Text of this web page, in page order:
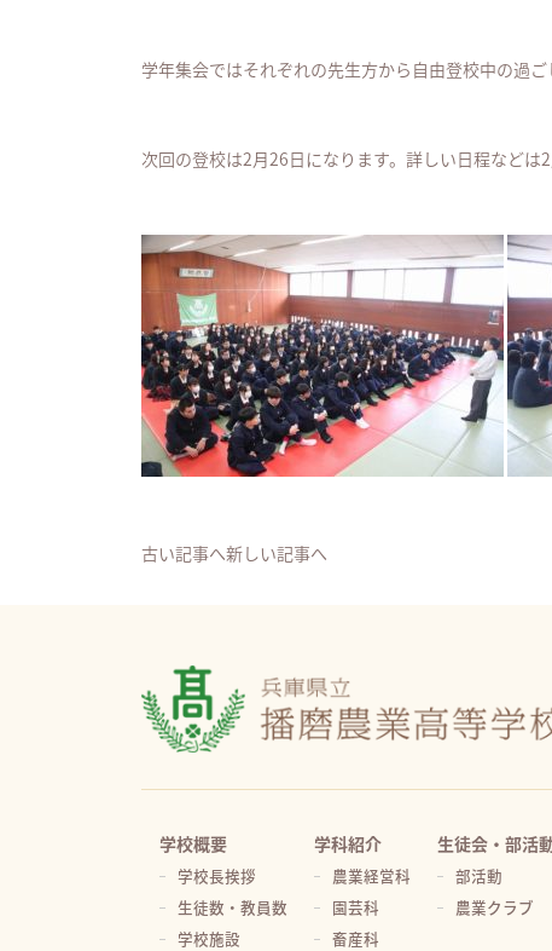
学年集会ではそれぞれの先生方から自由登校中の過
次回の登校は2月26日になります。詳しい日程などは
古い記事へ新しい記事へ
学校概要
学校長挨拶
生徒数・教員数
学校施設
学科紹介
農業経営科
園芸科
畜産科
生徒会・部活
部活動
農業クラブ